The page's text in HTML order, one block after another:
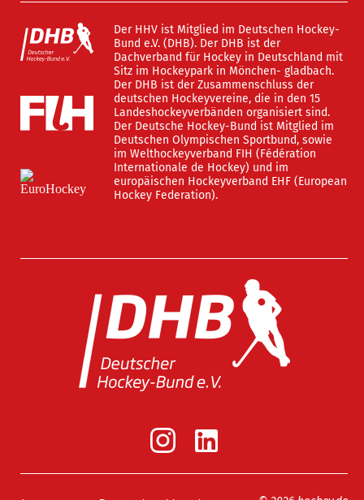
Der HHV ist Mitglied im Deutschen Hockey-
Bund e.V. (DHB). Der DHB ist der
Dachverband für Hockey in Deutschland mit
Sitz im Hockeypark in Mönchen- gladbach.
Der DHB ist der Zusammenschluss der
deutschen Hockeyvereine, die in den 15
Landeshockeyverbänden organisiert sind.
Der Deutsche Hockey-Bund ist Mitglied im
Deutschen Olympischen Sportbund, sowie
im Welthockeyverband FIH (Fédération
Internationale de Hockey) und im
europäischen Hockeyverband EHF (European
Hockey Federation).